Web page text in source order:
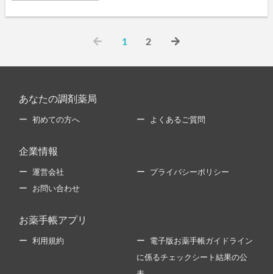
1 2
あなたの調剤薬局
初めての方へ よくあるご質問
企業情報
運営会社 プライバシーポリシー
お問い合わせ
お薬手帳アプリ
利用規約 電子版お薬手帳ガイドライン
に係るチェックシート結果の公